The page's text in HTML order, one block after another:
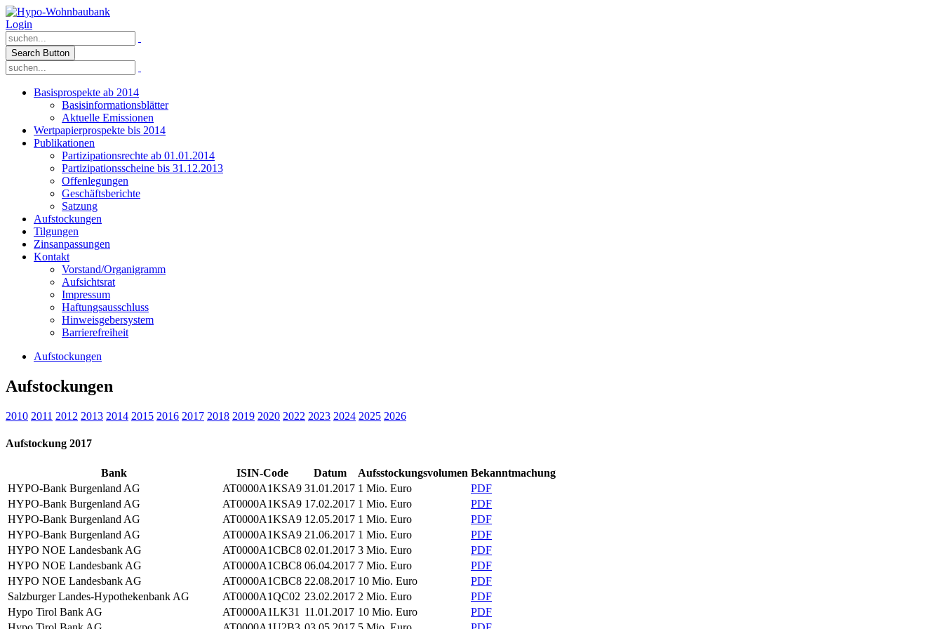
Login
Search Button
Basisprospekte ab 2014
Basisinformationsblätter
Aktuelle Emissionen
Wertpapierprospekte bis 2014
Publikationen
Partizipationsrechte ab 01.01.2014
Partizipationsscheine bis 31.12.2013
Offenlegungen
Geschäftsberichte
Satzung
Aufstockungen
Tilgungen
Zinsanpassungen
Kontakt
Vorstand/Organigramm
Aufsichtsrat
Impressum
Haftungsausschluss
Hinweisgebersystem
Barrierefreiheit
Aufstockungen
Aufstockungen
2010 2011 2012 2013 2014 2015 2016 2017 2018 2019 2020 2022 2023 2024 2025 2026
Aufstockung 2017
Bank ISIN-Code Datum Aufsstockungsvolumen Bekanntmachung
HYPO-Bank Burgenland AG
AT0000A1KSA9 31.01.2017 1 Mio. Euro
PDF
HYPO-Bank Burgenland AG
AT0000A1KSA9 17.02.2017 1 Mio. Euro
PDF
HYPO-Bank Burgenland AG
AT0000A1KSA9 12.05.2017 1 Mio. Euro
PDF
HYPO-Bank Burgenland AG
AT0000A1KSA9 21.06.2017 1 Mio. Euro
PDF
HYPO NOE Landesbank AG
AT0000A1CBC8 02.01.2017 3 Mio. Euro
PDF
HYPO NOE Landesbank AG
AT0000A1CBC8 06.04.2017 7 Mio. Euro
PDF
HYPO NOE Landesbank AG
AT0000A1CBC8 22.08.2017 10 Mio. Euro
PDF
Salzburger Landes-Hypothekenbank AG
AT0000A1QC02 23.02.2017 2 Mio. Euro
PDF
Hypo Tirol Bank AG
AT0000A1LK31 11.01.2017 10 Mio. Euro
PDF